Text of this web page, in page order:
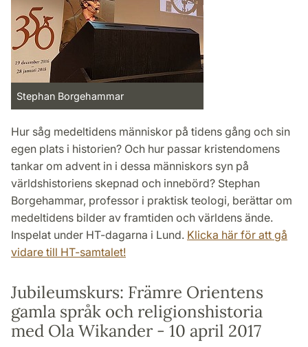
Stephan Borgehammar
Hur såg medeltidens människor på tidens gång och sin
egen plats i historien? Och hur passar kristendomens
tankar om advent in i dessa människors syn på
världshistoriens skepnad och innebörd? Stephan
Borgehammar, professor i praktisk teologi, berättar om
medeltidens bilder av framtiden och världens ände.
Inspelat under HT-dagarna i Lund. Klicka här för att gå
vidare till HT-samtalet!
Jubileumskurs: Främre Orientens
gamla språk och religionshistoria
med Ola Wikander - 10 april 2017